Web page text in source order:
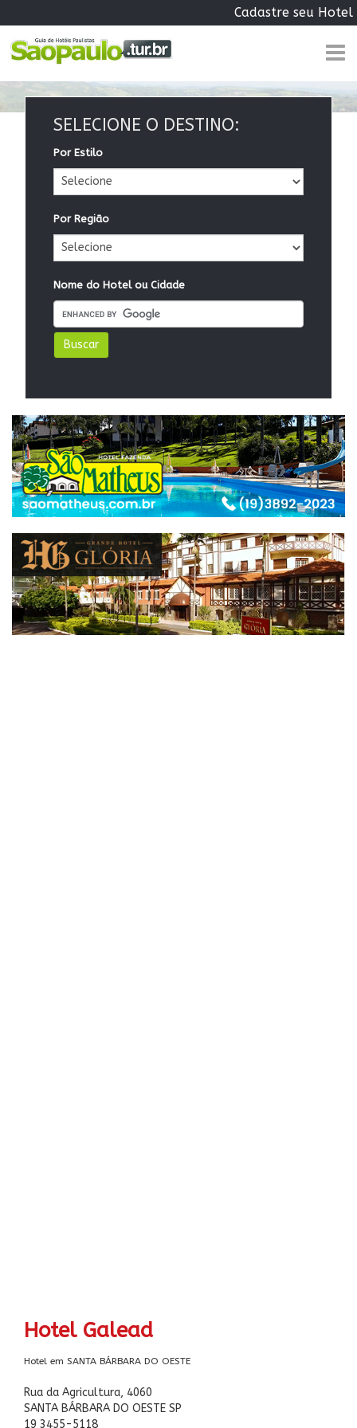
Cadastre seu Hotel
SELECIONE O DESTINO:
Por Estilo
Por Região
Nome do Hotel ou Cidade
Hotel Galead
Hotel em SANTA BÁRBARA DO OESTE
Rua da Agricultura, 4060
SANTA BÁRBARA DO OESTE SP
19 3455-5118